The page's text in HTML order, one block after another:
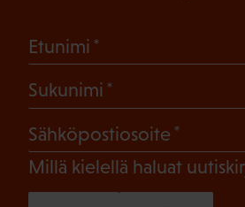
Etunimi
Sukunimi
Sähköpostiosoite
Millä kielellä haluat